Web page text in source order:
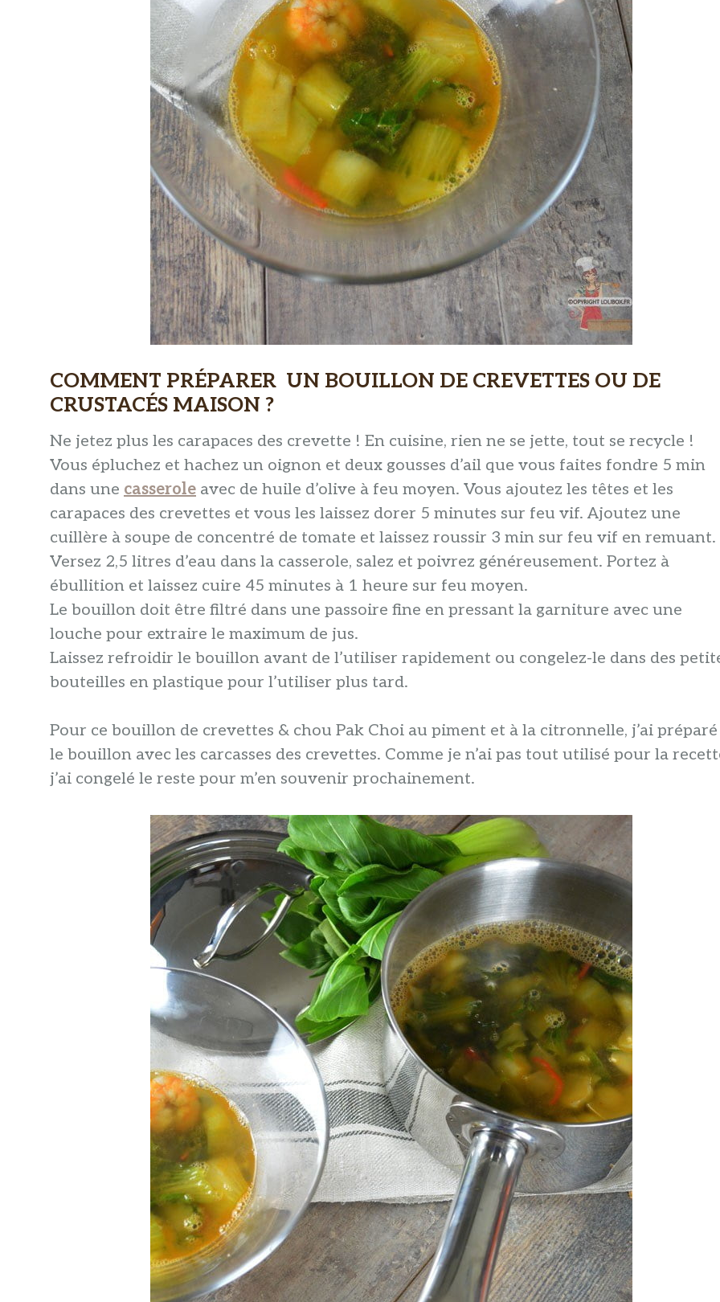
COMMENT PRÉPARER UN BOUILLON DE CREVETTES OU DE
CRUSTACÉS MAISON ?
Ne jetez plus les carapaces des crevette ! En cuisine, rien ne se jette, tout se recycle !
Vous épluchez et hachez un oignon et deux gousses d’ail que vous faites fondre 5 min
dans une casserole avec de huile d’olive à feu moyen. Vous ajoutez les têtes et les
carapaces des crevettes et vous les laissez dorer 5 minutes sur feu vif. Ajoutez une
cuillère à soupe de concentré de tomate et laissez roussir 3 min sur feu vif en remuant.
Versez 2,5 litres d’eau dans la casserole, salez et poivrez généreusement. Portez à
ébullition et laissez cuire 45 minutes à 1 heure sur feu moyen.
Le bouillon doit être filtré dans une passoire fine en pressant la garniture avec une
louche pour extraire le maximum de jus.
Laissez refroidir le bouillon avant de l’utiliser rapidement ou congelez-le dans des
bouteilles en plastique pour l’utiliser plus tard.
Pour ce bouillon de crevettes & chou Pak Choi au piment et à la citronnelle, j’ai préparé
le bouillon avec les carcasses des crevettes. Comme je n’ai pas tout utilisé pour la
j’ai congelé le reste pour m’en souvenir prochainement.